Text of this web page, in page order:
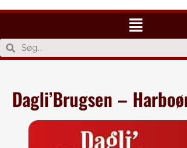
Dagli’Brugsen –